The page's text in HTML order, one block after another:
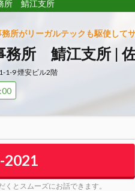
所 鯖江支所
所がリーガルテックも駆使して
務所 鯖江支所 |
1-9 煙安ビル2階
2021
くとスムーズにお話できます。